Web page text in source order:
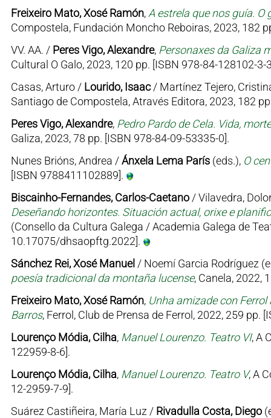
Freixeiro Mato, Xosé Ramón, A estrela que nos guía.
Compostela, Fundación Moncho Reboiras, 2023, 182
VV. AA. / Peres Vigo, Alexandre, Personaxes da Galiza
Cultural O Galo, 2023, 120 pp. [ISBN 978-84-128102-3-
Casas, Arturo / Lourido, Isaac/ Martínez Tejero,
Santiago de Compostela, Através Editora, 2023, 182
Peres Vigo, Alexandre, Pedro Pardo de Cela. Vida,
Galiza, 2023, 78 pp. [ISBN 978-84-09-53335-0].
Nunes Brións, Andrea /Ánxela Lema París(eds.), O
[ISBN 9788411102889].
Biscainho-Fernandes, Carlos-Caetano/ Vilavedra,
Deseñando horizontes. Situación actual, orixe e
(Consello da Cultura Galega / Academia Galega de
10.17075/dhsaopftg.2022].
Sánchez Rei, Xosé Manuel / Noemí Garcia Rodríguez
poesía tradicional da montaña lucense, Canela, 2022,
Freixeiro Mato, Xosé Ramón, Unha amizade con
Barros, Ferrol, Club de Prensa de Ferrol, 2022, 259 pp.
Lourenço Módia, Cilha, Manuel Lourenzo. Teatro VI, A
122959-8-6].
Lourenço Módia, Cilha, Manuel Lourenzo. Teatro V, A
12-2959-7-9].
Suárez Castiñeira, María Luz / Rivadulla Costa, Diego